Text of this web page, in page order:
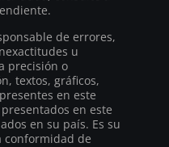
de errores,
u
precisión o
textos, gráficos,
en este
en este
en su país. Es su
conformidad de